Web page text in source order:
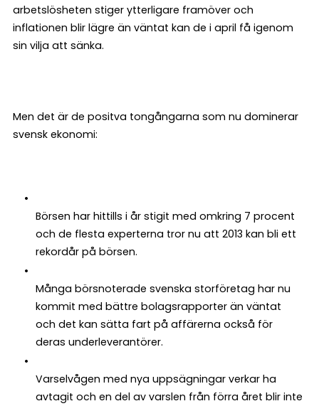
arbetslösheten stiger ytterligare framöver och
inflationen blir lägre än väntat kan de i april få igenom
sin vilja att sänka.
Men det är de positva tongångarna som nu dominerar
svensk ekonomi:
Börsen har hittills i år stigit med omkring 7 procent
och de flesta experterna tror nu att 2013 kan bli ett
rekordår på börsen.
Många börsnoterade svenska storföretag har nu
kommit med bättre bolagsrapporter än väntat
och det kan sätta fart på affärerna också för
deras underleverantörer.
Varselvågen med nya uppsägningar verkar ha
avtagit och en del av varslen från förra året blir inte